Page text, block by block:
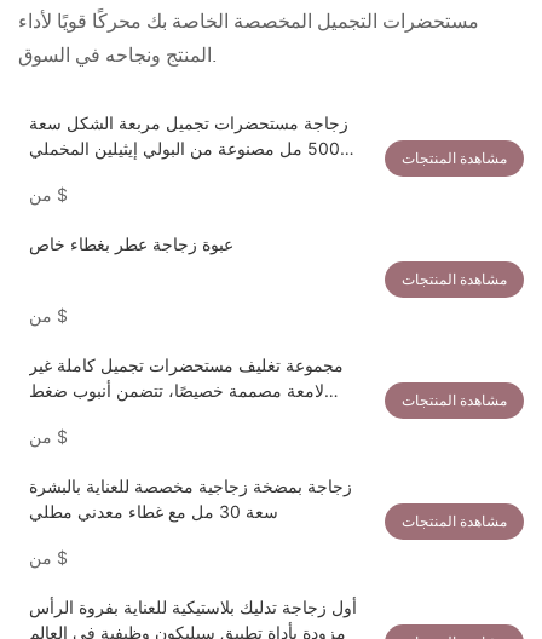
مستحضرات التجميل المخصصة الخاصة بك محركًا قويًا لأداء
زجاجة مستحضرات تجميل مربعة الشكل سعة
500 مل مصنوعة من البولي إيثيلين المخملي
$
مشاهدة المنتجات
عبوة زجاجة عطر بغطاء خاص
$
مشاهدة المنتجات
مجموعة تغليف مستحضرات تجميل كاملة غير
لامعة مصممة خصيصًا، تتضمن أنبوب ضغط
$
مشاهدة المنتجات
زجاجة بمضخة زجاجية مخصصة للعناية بالبشرة
سعة 30 مل مع غطاء معدني مطلي
$
مشاهدة المنتجات
أول زجاجة تدليك بلاستيكية للعناية بفروة الرأس
مزودة بأداة تطبيق سيليكون وظيفية في العالم